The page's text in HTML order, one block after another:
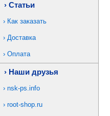
Статьи
Как заказать
Доставка
Оплата
Наши друзья
nsk-ps.info
root-shop.ru